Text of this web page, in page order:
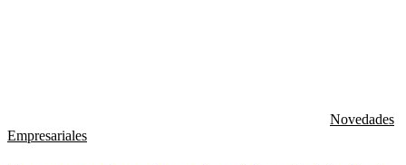
Novedades
Empresariales